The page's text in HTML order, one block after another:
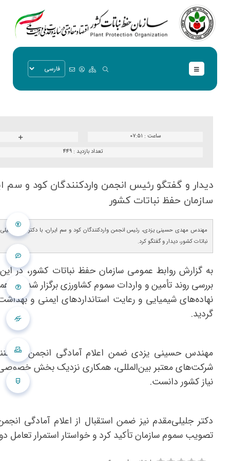
ساعت : ۰۷:۵۱
تعداد بازدید :449
دیدار و گفتگو رئیس انجمن واردكنندگان كود و سم
سازمان حفظ نباتات كشور
مهندس مهدی حسینی یزدی، رئیس انجمن واردکنندگان کود و سم ایران، با دکتر مریم
نباتات کشور، دیدار و گفتگو کرد.
به گزارش روابط عمومی سازمان حفظ نباتات کشور، در
بررسی روند تأمین و واردات سموم کشاورزی برگزار شد، بر
نهاده‌های شیمیایی و رعایت استانداردهای ایمنی و
گردید.
مهندس حسینی یزدی ضمن اعلام آمادگی انجمن
شرکت‌های معتبر بین‌المللی، همکاری نزدیک بخش خصوصی
نیاز کشور دانست.
دکتر جلیلی‌مقدم نیز ضمن استقبال از اعلام آمادگی
تصویب سموم سازمان تأکید کرد و خواستار استمرار تعامل